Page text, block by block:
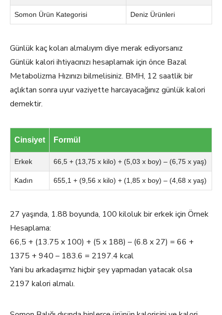
Somon Ürün Kategorisi Deniz Ürünleri
Günlük kaç koları almalıyım diye merak ediyorsanız
Günlük kalori ihtiyacınızı hesaplamak için önce Bazal
Metabolizma Hızınızı bilmelisiniz. BMH, 12 saatlik bir
açlıktan sonra uyur vaziyette harcayacağınız günlük kalori
demektir.
Cinsiyet Formül
Erkek 66,5 + (13,75 x kilo) + (5,03 x boy) – (6,75 x yaş)
Kadın 655,1 + (9,56 x kilo) + (1,85 x boy) – (4,68 x yaş)
27 yaşında, 1.88 boyunda, 100 kiloluk bir erkek için Örnek
Hesaplama:
66,5 + (13.75 x 100) + (5 x 188) – (6.8 x 27) = 66 +
1375 + 940 – 183.6 = 2197.4 kcal
Yani bu arkadaşımız hiçbir şey yapmadan yatacak olsa
2197 kalori almalı.